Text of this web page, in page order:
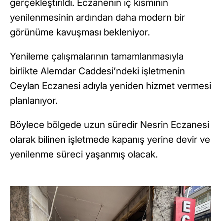
gerçekleştirildi. Eczanenin iç kısmının
yenilenmesinin ardından daha modern bir
görünüme kavuşması bekleniyor.
Yenileme çalışmalarının tamamlanmasıyla
birlikte Alemdar Caddesi’ndeki işletmenin
Ceylan Eczanesi adıyla yeniden hizmet vermesi
planlanıyor.
Böylece bölgede uzun süredir Nesrin Eczanesi
olarak bilinen işletmede kapanış yerine devir ve
yenilenme süreci yaşanmış olacak.